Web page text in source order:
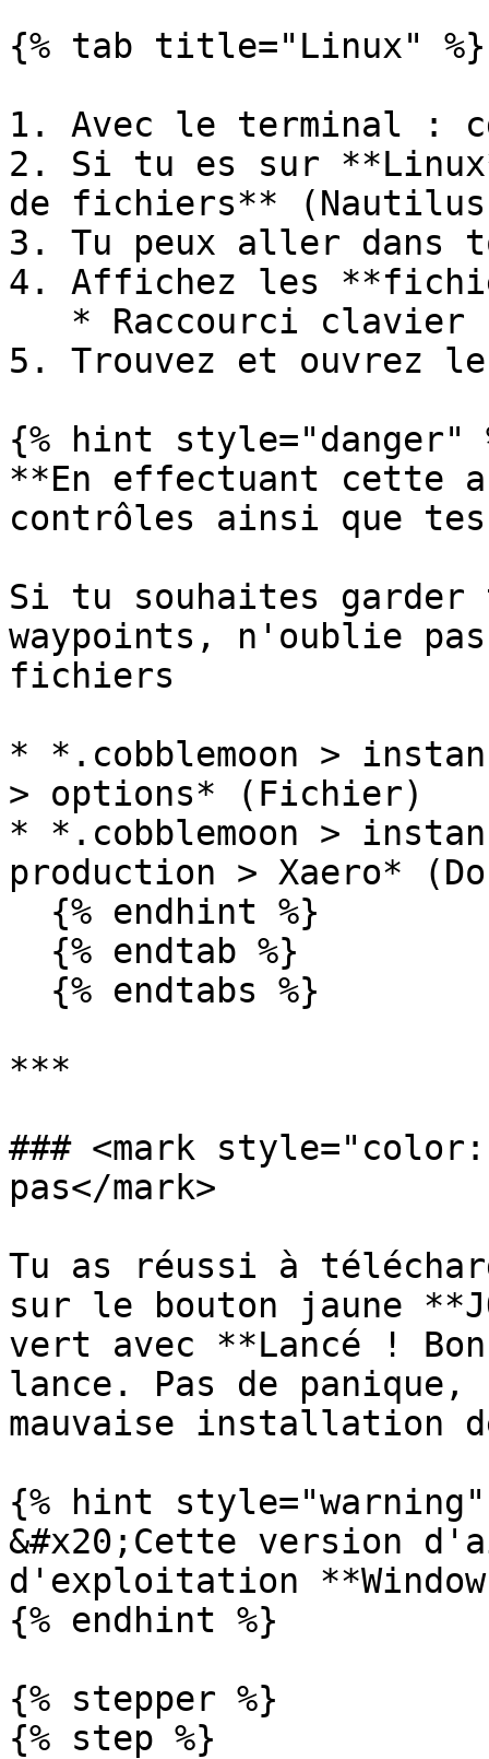
{% tab title="Linux" %}
1. Avec le terminal :
2. Si tu es sur
de fichiers**
3. Tu peux aller dans
4. Affichez les
5. Trouvez et ouvrez
{% hint style="danger"
**En effectuant cette
contrôles ainsi que
Si tu souhaites
waypoints, n'oublie
fichiers
* *.cobblemoon >
> options* (Fichier)
* *.cobblemoon >
production > Xaero*
***
### <mark
pas</mark>
Tu as réussi à
sur le bouton jaune
vert avec **Lancé !
lance. Pas de panique,
mauvaise installation
{% hint style="warning"
&#x20;Cette version
d'exploitation
{% endhint %}
{% stepper %}
{% step %}